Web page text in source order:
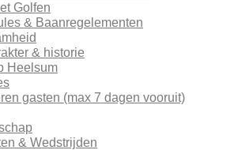
Golfen
& Baanregelementen
& historie
Heelsum
gasten (max 7 dagen vooruit)
& Wedstrijden